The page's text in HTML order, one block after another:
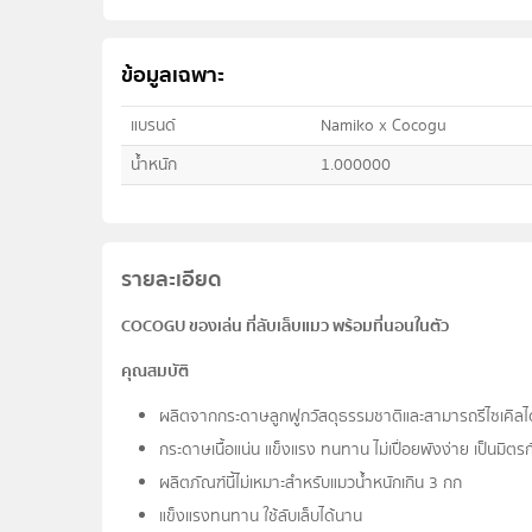
ข้อมูลเฉพาะ
แบรนด์
Namiko x Cocogu
น้ำหนัก
1.000000
รายละเอียด
COCOGU ของเล่น ที่ลับเล็บแมว พร้อมที่นอนในตัว
คุณสมบัติ
ผลิตจากกระดาษลูกฟูกวัสดุธรรมชาติและสามารถรีไซเคิล
กระดาษเนื้อแน่น แข็งแรง ทนทาน ไม่เปื่อยพังง่าย เป็นมิต
ผลิตภัณฑ์นี้ไม่เหมาะสำหรับแมวน้ำหนักเกิน 3 กก
แข็งแรงทนทาน ใช้ลับเล็บได้นาน